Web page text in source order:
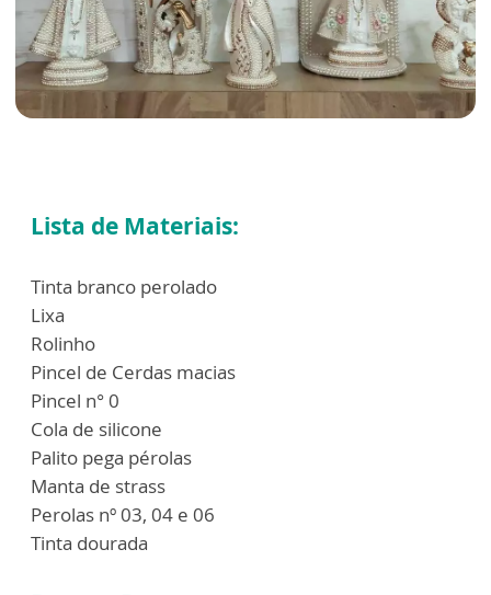
Lista de Materiais:
Tinta branco perolado
Lixa
Rolinho
Pincel de Cerdas macias
Pincel n° 0
Cola de silicone
Palito pega pérolas
Manta de strass
Perolas nº 03, 04 e 06
Tinta dourada